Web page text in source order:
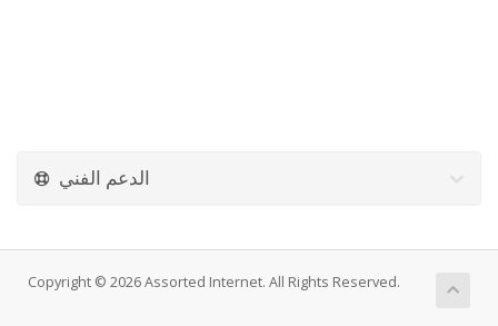
الدعم الفني
Copyright © 2026 Assorted Internet. All Rights Reserved.